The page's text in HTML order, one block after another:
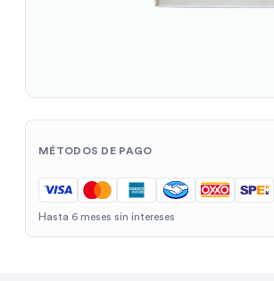
MÉTODOS DE PAGO
Hasta 6 meses sin intereses